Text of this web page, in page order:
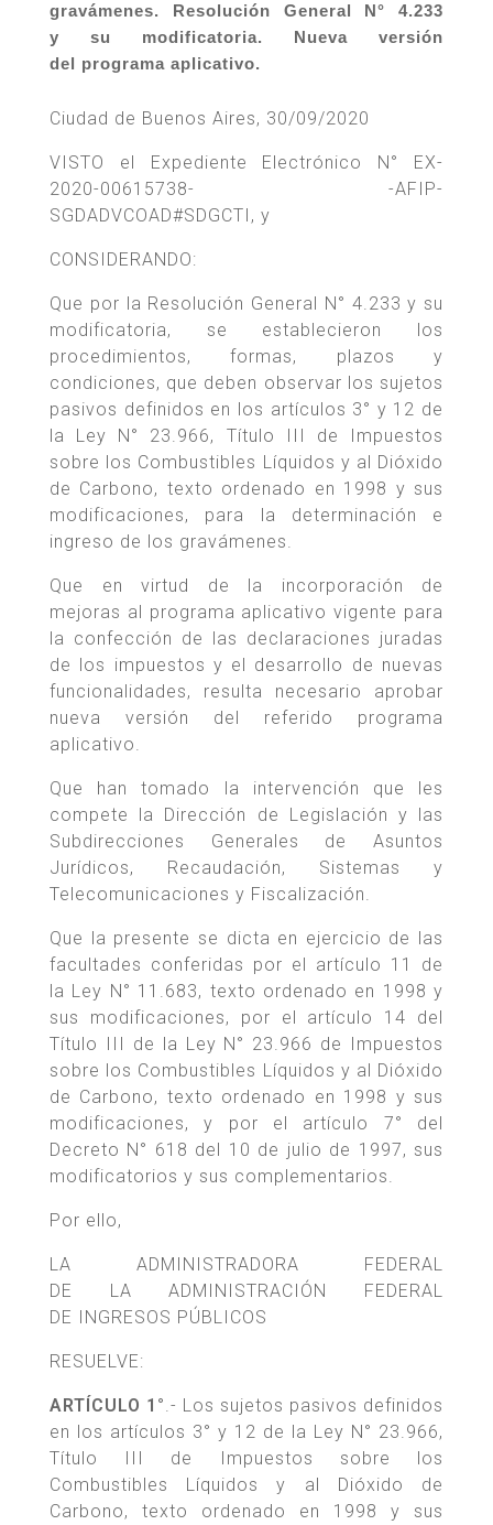
gravámenes. Resolución General N° 4.233
y su modificatoria. Nueva versión
del programa aplicativo.
Ciudad de Buenos Aires, 30/09/2020
VISTO el Expediente Electrónico N° EX-
2020-00615738- -AFIP-
SGDADVCOAD#SDGCTI, y
CONSIDERANDO:
Que por la Resolución General N° 4.233 y su
modificatoria, se establecieron los
procedimientos, formas, plazos y
condiciones, que deben observar los sujetos
pasivos definidos en los artículos 3° y 12 de
la Ley N° 23.966, Título III de Impuestos
sobre los Combustibles Líquidos y al Dióxido
de Carbono, texto ordenado en 1998 y sus
modificaciones, para la determinación e
ingreso de los gravámenes.
Que en virtud de la incorporación de
mejoras al programa aplicativo vigente para
la confección de las declaraciones juradas
de los impuestos y el desarrollo de nuevas
funcionalidades, resulta necesario aprobar
nueva versión del referido programa
aplicativo.
Que han tomado la intervención que les
compete la Dirección de Legislación y las
Subdirecciones Generales de Asuntos
Jurídicos, Recaudación, Sistemas y
Telecomunicaciones y Fiscalización.
Que la presente se dicta en ejercicio de las
facultades conferidas por el artículo 11 de
la Ley N° 11.683, texto ordenado en 1998 y
sus modificaciones, por el artículo 14 del
Título III de la Ley N° 23.966 de Impuestos
sobre los Combustibles Líquidos y al Dióxido
de Carbono, texto ordenado en 1998 y sus
modificaciones, y por el artículo 7° del
Decreto N° 618 del 10 de julio de 1997, sus
modificatorios y sus complementarios.
Por ello,
LA ADMINISTRADORA FEDERAL
DE LA ADMINISTRACIÓN FEDERAL
DE INGRESOS PÚBLICOS
RESUELVE:
ARTÍCULO 1° .- Los sujetos pasivos definidos
en los artículos 3° y 12 de la Ley N° 23.966,
Título III de Impuestos sobre los
Combustibles Líquidos y al Dióxido de
Carbono, texto ordenado en 1998 y sus